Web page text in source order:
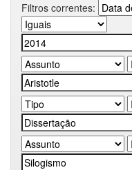
Filtros correntes: